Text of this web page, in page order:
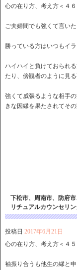
心の在り方、考え方＜４６
ご夫婦間でも強くて言い
勝っている方はいつもイ
ハイハイと負けておられ
たり、傍観者のように見
強くて威張るような相手
きな因縁を果たされてそ
下松市、周南市、防府
リチュアルカウンセリン
投稿日 2017年6月21日
心の在り方、考え方＜４５
袖振り合うも他生の縁と